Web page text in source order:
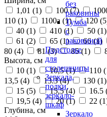
без
раковины
Тумба
с
раковиной
Подстолье
для
столешницы
Зеркала,
полки,
зеркало-
шкаф
Зеркало
1,01 (1) 100 (7)
110 (1) 1100а (1) 120 (5
40 (1) 410 (1) 50 (1)
61 (2) 65 (1) 66 (1)
80 (4) 81 (3) 85 (1)
Высота, см
10 (1) 10,5 (1) 110 (
13,5 (4) 13.3 (4) 130 (1)
15 (5) 15,5 (4) 16.5
19,5 (4) 20 (1) 22 (1
Глубина, см